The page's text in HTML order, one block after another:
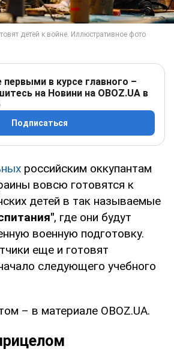
первыми в курсе главного –
на Новини на OBOZ.UA в
Подписаться
российским оккупантам
вовсю готовятся к
детей в так называемые
, где они будут
военную подготовку.
еще и готовят
следующего учебного
– в материале OBOZ.UA.